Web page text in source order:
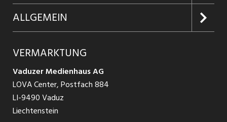
Firmen entdecken
Jobs in Graubünden
Jobs in St. Gallen
Jobs in Glarus
Jobs in der Südostschweiz
Inserieren
Produkte
Schnittstelle
Glossar
Ratgeber Bewerbung / Rekrutierung
ALLGEMEIN
AGB
Datenschutzbestimmungen
Nutzungsbedingungen
VERMARKTUNG
Vaduzer Medienhaus AG
LOVA Center, Postfach 884
LI-9490 Vaduz
Liechtenstein